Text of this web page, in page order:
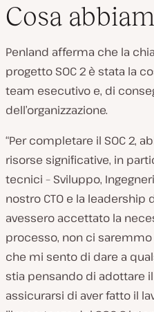
Cosa
Penland afferma che la
progetto SOC 2 è stata la
team esecutivo e, di
dell’organizzazione.
“Per completare il SOC 2,
risorse significative, in
tecnici – Sviluppo,
nostro CTO e la
avessero accettato la
processo, non ci
che mi sento di dare a
stia pensando di adottare il
assicurarsi di aver fatto il